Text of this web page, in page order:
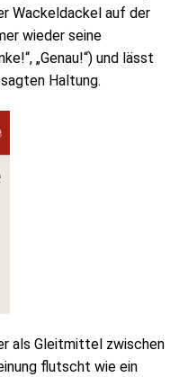
Wackeldackel auf der
wieder seine
„Genau!“) und lässt
Haltung.
als Gleitmittel zwischen
flutscht wie ein